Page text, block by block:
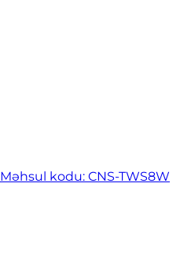
Məhsul kodu: CNS-TWS8W